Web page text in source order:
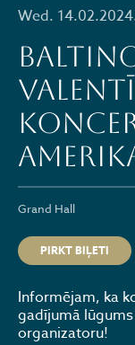
Wed.
Grand Hall
PIRKT BIĻETI
Informējam, ka
gadījumā
organizatoru!